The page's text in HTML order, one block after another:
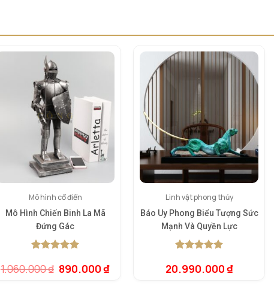
Mô hình cổ điển
Mô Hình Chiến Binh La Mã
Đứng Gác
dựa trên
1.060.000₫ Giá
890.000₫Giá
Linh vật phong thủy
Báo Uy Phong Biểu Tượng Sức
Mạnh Và Quyền Lực
dựa trên
20.990.000₫